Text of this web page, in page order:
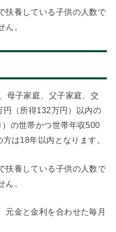
扶養している子供の人数で
ん。
母子家庭、父子家庭、交
（所得132万円）以内の
の世帯かつ世帯年収500
は18年以内となります。
扶養している子供の人数で
ん。
元金と金利を合わせた毎月